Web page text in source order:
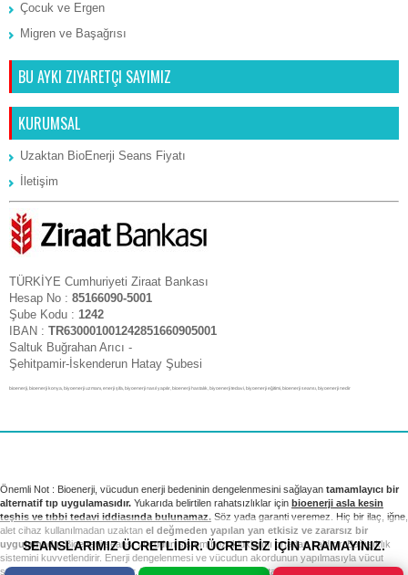
Çocuk ve Ergen
Migren ve Başağrısı
BU AYKI ZIYARETÇI SAYIMIZ
KURUMSAL
Uzaktan BioEnerji Seans Fiyatı
İletişim
TÜRKİYE Cumhuriyeti Ziraat Bankası
Hesap No : 85166090-5001
Şube Kodu : 1242
IBAN : TR630001001242851660905001
Saltuk Buğrahan Arıcı -
Şehitpamir-İskenderun Hatay Şubesi
bioenerji, bioenerji konya, biyoenerji uzmanı, enerji şifa, biyoenerji nasıl yapılır, bioenerji hastalık, biyoenerji tedavi, biyoenerji eğitimi, bioenerji seansı, biyoenerji nedir
SEANSLARIMIZ ÜCRETLİDİR. ÜCRETSİZ İÇİN ARAMAYINIZ.
Önemli Not : Bioenerji, vücudun enerji bedeninin dengelenmesini sağlayan tamamlayıcı bir
alternatif tıp uygulamasıdır. Yukarıda belirtilen rahatsızlıklar için bioenerji asla kesin
teşhis ve tıbbi tedavi iddiasında bulunamaz. Söz yada garanti veremez. Hiç bir ilaç, iğne,
alet cihaz kullanılmadan uzaktan el değmeden yapılan yan etkisiz ve zararsız bir
uygulamadır.Bioenerji seansı vücudun sistem bozukluklarını ortadan kaldırır. Bağışıklık
sistemini kuvvetlendirir. Enerji dengelenmesi ve vücudun akordunun yapılmasıyla vücut
sağlıklı sistemini yeniden kurar. Tıbbi tedavi ve kontrollerinizi takip etmek sizin